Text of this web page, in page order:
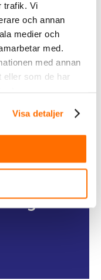
trafik. Vi
och annan
medier och
med.
med annan
eller som de har
Visa detaljer